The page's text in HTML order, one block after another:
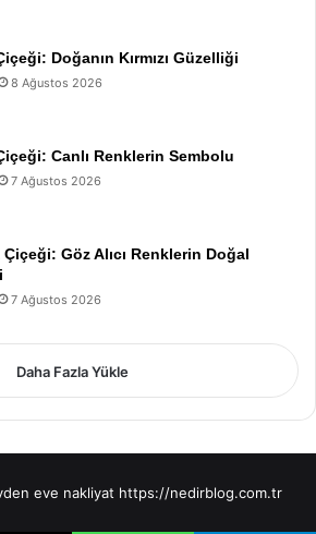
Doğanın Kırmızı Güzelliği
8 Ağustos 2026
Canlı Renklerin Sembolu
7 Ağustos 2026
Göz Alıcı Renklerin Doğal
7 Ağustos 2026
Daha Fazla Yükle
eve nakliyat https://nedirblog.com.tr